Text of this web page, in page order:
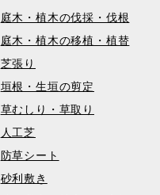
庭木・植木の伐採・伐根
庭木・植木の移植・植替
芝張り
垣根・生垣の剪定
草むしり・草取り
人工芝
防草シート
砂利敷き